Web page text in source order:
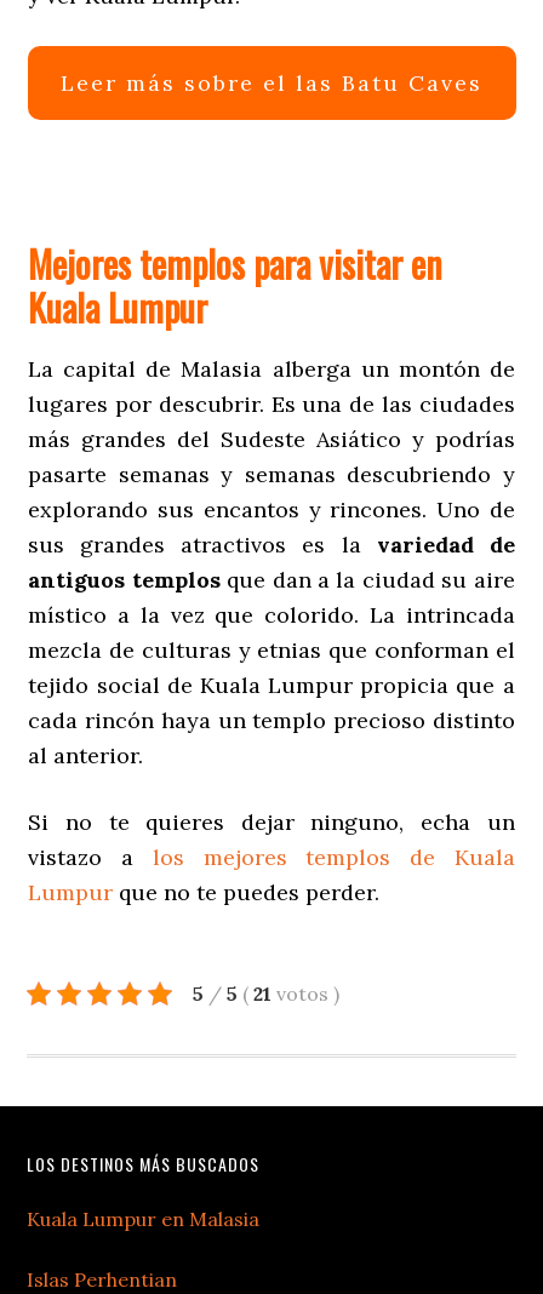
Leer más sobre el las Batu Caves
Mejores templos para visitar en
Kuala Lumpur
La capital de Malasia alberga un montón de
lugares por descubrir. Es una de las ciudades
más grandes del Sudeste Asiático y podrías
pasarte semanas y semanas descubriendo y
explorando sus encantos y rincones. Uno de
sus grandes atractivos es la variedad de
antiguos templosque dan a la ciudad su aire
místico a la vez que colorido. La intrincada
mezcla de culturas y etnias que conforman el
tejido social de Kuala Lumpur propicia que a
cada rincón haya un templo precioso distinto
al anterior.
Si no te quieres dejar ninguno, echa un
vistazo a los mejores templos de Kuala
Lumpur que no te puedes perder.
5 / 5 ( 21 votos )
LOS DESTINOS MÁS BUSCADOS
Kuala Lumpur en Malasia
Islas Perhentian